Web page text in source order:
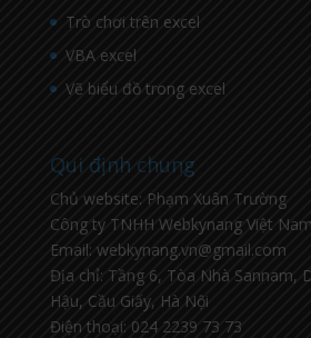
Trò chơi trên excel
VBA excel
Vẽ biểu đồ trong excel
Qui định chung
Chủ website: Phạm Xuân Trường
Công ty TNHH Webkynang Việt Nam
Email: webkynang.vn@gmail.com
Địa chỉ: Tầng 6, Tòa Nhà Sannam,
Hậu, Cầu Giấy, Hà Nội
Điện thoại: 024 2239 73 73